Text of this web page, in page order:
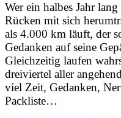
Wer ein halbes Jahr
Rücken mit sich
als 4.000 km läuft, der
Gedanken auf seine
Gleichzeitig laufen
dreiviertel aller
viel Zeit, Gedanken,
Packliste…